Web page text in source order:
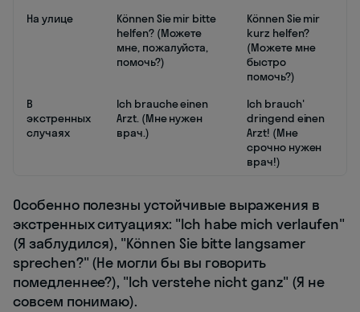
На улице
Können Sie mir bitte
helfen? (Можете
мне, пожалуйста,
помочь?)
Können Sie mir
kurz helfen?
(Можете мне
быстро
помочь?)
В
экстренных
случаях
Ich brauche einen
Arzt. (Мне нужен
врач.)
Ich brauch'
dringend einen
Arzt! (Мне
срочно нужен
врач!)
Особенно полезны устойчивые выражения в
экстренных ситуациях: "Ich habe mich verlaufen"
(Я заблудился), "Können Sie bitte langsamer
sprechen?" (Не могли бы вы говорить
помедленнее?), "Ich verstehe nicht ganz" (Я не
совсем понимаю).